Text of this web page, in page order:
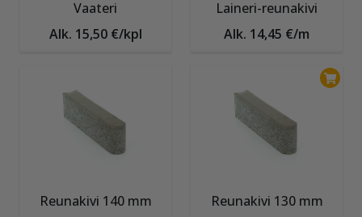
Vaateri
Alk. 15,50 €/kpl
Laineri-reunakivi
Alk. 14,45 €/m
Reunakivi 140 mm
Reunakivi 130 mm